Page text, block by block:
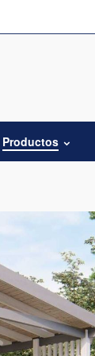
Productos